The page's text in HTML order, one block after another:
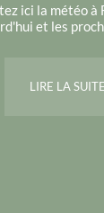
ici la météo à
et les
LIRE LA SUITE